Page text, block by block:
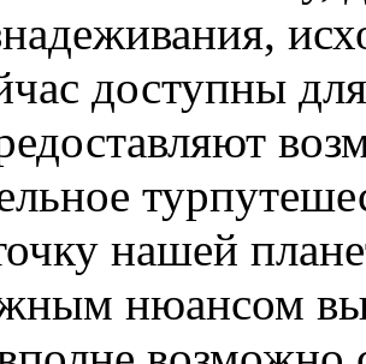
доступны
нашей
нюансом